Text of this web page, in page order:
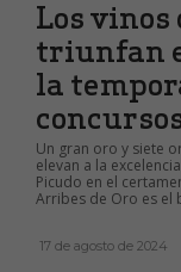
Los vinos
triunfan
la
Un gran oro y siete
elevan a la
Picudo en el
Arribes de Oro es el
17 de agosto de 2024